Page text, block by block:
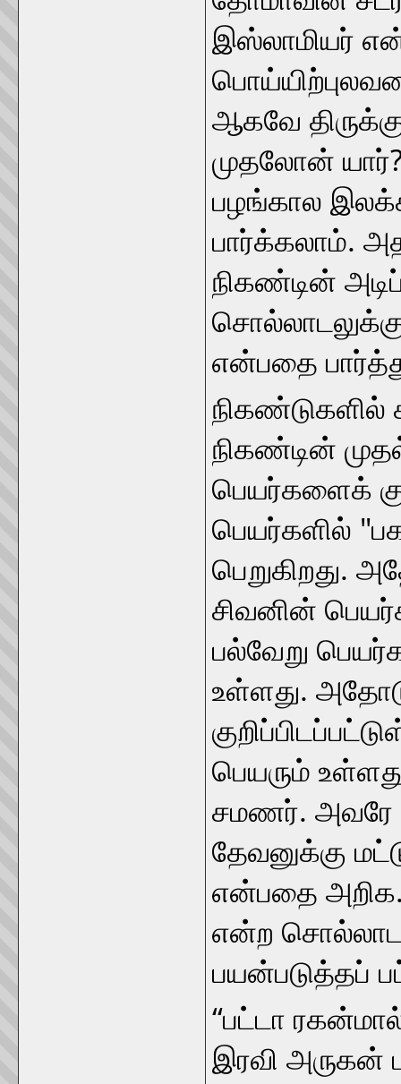
இஸ்லாமியர்
ஆகவே
முதலோன்
பழங்கால
பார்க்கலாம்.
நிகண்டின்
என்பதை
நிகண்டுகளில்
நிகண்டின்
பெயர்களைக்
பெயர்களில்
பெறுகிறது.
சிவனின்
பல்வேறு
உள்ளது.
பெயரும்
சமணர். அவரே
தேவனுக்கு
என்பதை
என்ற
பயன்படுத்தப்
“பட்டா
இரவி அருகன்